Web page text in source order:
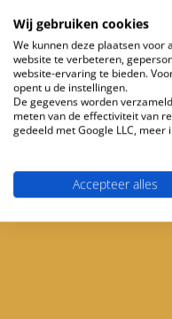
Gratis verzending
Wij gebruiken cookies
We kunnen deze plaatsen voor
website te verbeteren,
website-ervaring te bieden.
opent u de instellingen.
De gegevens worden
meten van de effectiviteit van
gedeeld met Google LLC,
Accepteer alles